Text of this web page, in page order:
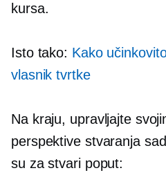
kursa.
Isto tako: Kako
vlasnik tvrtke
Na kraju, upravljajte
perspektive stvaranja
su za stvari poput: